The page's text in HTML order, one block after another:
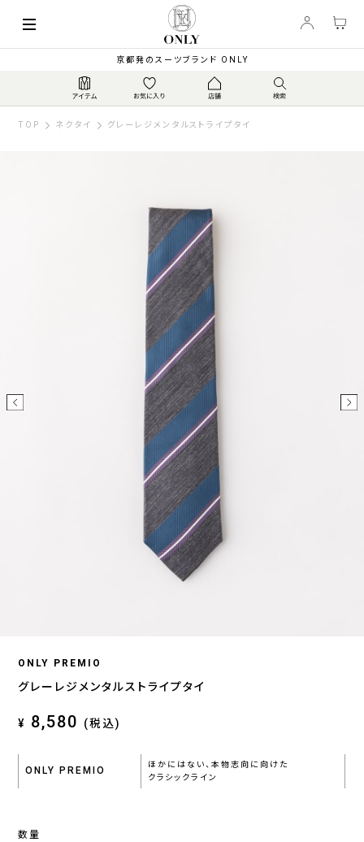
京都発のスーツブランド ONLY
TOP ネクタイ グレーレジメンタルストライプタイ
ONLY PREMIO
グレーレジメンタルストライプタイ
¥ 8,580 (税込)
ONLY PREMIO
ほかにはない、本物志向に向けた
クラシックライン
数量